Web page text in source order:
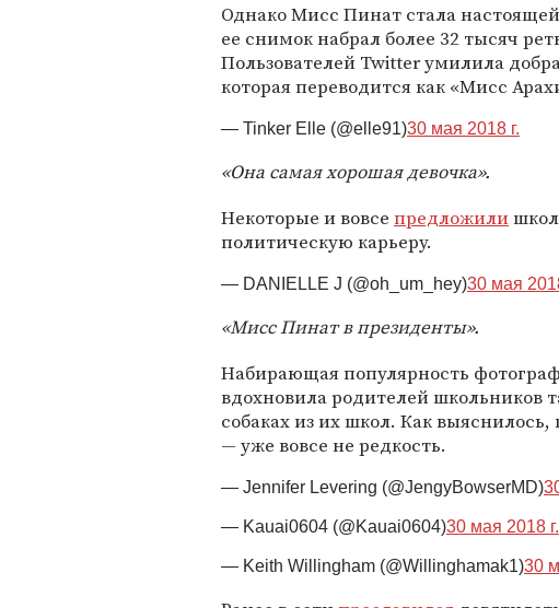
Однако Мисс Пинат стала настоящей
ее снимок набрал более 32 тысяч
Пользователей Twitter умилила
которая переводится как «Мисс
— Tinker Elle (@elle91)30 мая 2018 г.
«Она самая хорошая девочка».
Некоторые и вовсе предложили
политическую карьеру.
— DANIELLE J (@oh_um_hey)30 мая
«Мисс Пинат в президенты».
Набирающая популярность
вдохновила родителей школьников
собаках из их школ. Как
— уже вовсе не редкость.
— Jennifer Levering (@JengyBowserMD)
— Kauai0604 (@Kauai0604)30 мая 2018 г.
— Keith Willingham (@Willinghamak1)30